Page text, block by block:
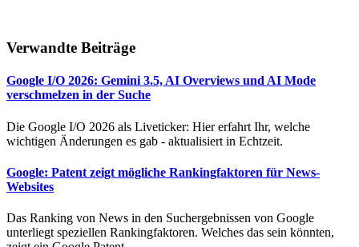
Verwandte Beiträge
Google I/O 2026: Gemini 3.5, AI Overviews und AI Mode
verschmelzen in der Suche
Die Google I/O 2026 als Liveticker: Hier erfahrt Ihr, welche
wichtigen Änderungen es gab - aktualisiert in Echtzeit.
Google: Patent zeigt mögliche Rankingfaktoren für News-
Websites
Das Ranking von News in den Suchergebnissen von Google
unterliegt speziellen Rankingfaktoren. Welches das sein könnten,